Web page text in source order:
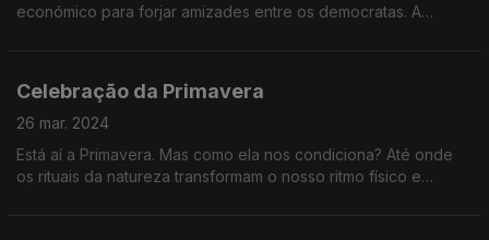
económico para forjar amizades entre os democratas. A
Celebração da Primavera
26 mar. 2024
Está aí a Primavera. Mas como ela nos condiciona? Até onde
os rituais da natureza transformam o nosso ritmo físico e